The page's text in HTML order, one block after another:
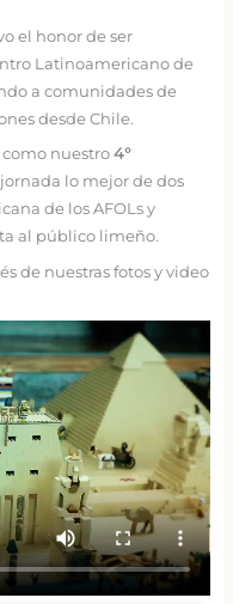
el honor de ser
Latinoamericano de
a comunidades de
desde Chile.
nuestro 4°
lo mejor de dos
de los AFOLs y
al público limeño.
de nuestras fotos y video